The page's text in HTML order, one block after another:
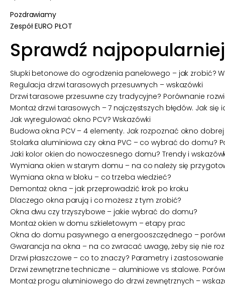
Pozdrawiamy
ZespółEURO PŁOT
Sprawdź
Słupki betonowe do ogrodzenia panelowego – jak zrobić?
Regulacja drzwi tarasowych przesuwnych – wskazówki
Drzwi tarasowe przesuwne czy tradycyjne? Porównanie
Montaż drzwi tarasowych – 7 najczęstszych błędów. Jak się
Jak wyregulować okno PCV? Wskazówki
Budowa okna PCV – 4 elementy. Jak rozpoznać okno
Stolarka aluminiowa czy okna PVC – co wybrać do domu?
Jaki kolor okien do nowoczesnego domu? Trendy i
Wymiana okien w starym domu – na co należy się
Wymiana okna w bloku – co trzeba wiedzieć?
Demontaż okna – jak przeprowadzić krok po kroku
Dlaczego okna parują i co możesz z tym zrobić?
Okna dwu czy trzyszybowe – jakie wybrać do domu?
Montaż okien w domu szkieletowym – etapy prac
Okna do domu pasywnego a energooszczędnego –
Gwarancja na okna – na co zwracać uwagę, żeby się nie
Drzwi płaszczowe – co to znaczy? Parametry i zastosowanie
Drzwi zewnętrzne techniczne – aluminiowe vs stalowe.
Montaż progu aluminiowego do drzwi zewnętrznych –